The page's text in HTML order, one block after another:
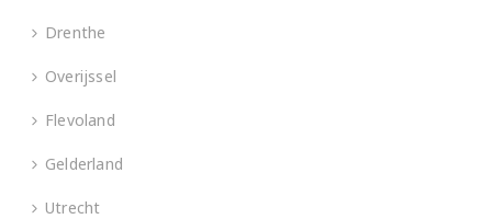
Drenthe
Overijssel
Flevoland
Gelderland
Utrecht